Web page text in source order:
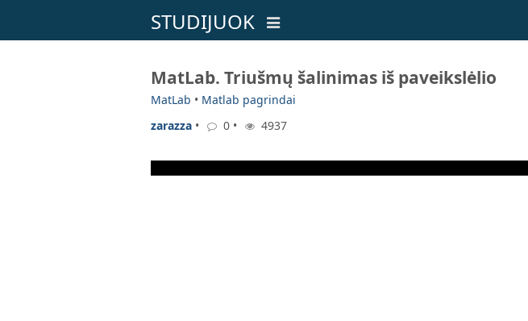
STUDIJUOK
MatLab. Triušmų šalinimas iš paveikslėlio
MatLab • Matlab pagrindai
zarazza • 0 • 4937